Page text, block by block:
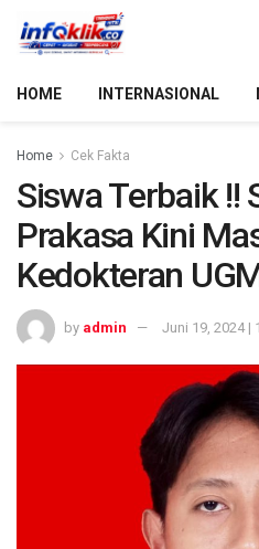
HOME INTERNASIONAL
Home Cek Fakta
Siswa Terbaik !!
Prakasa Kini
Kedokteran
by admin Juni 19, 2024 |